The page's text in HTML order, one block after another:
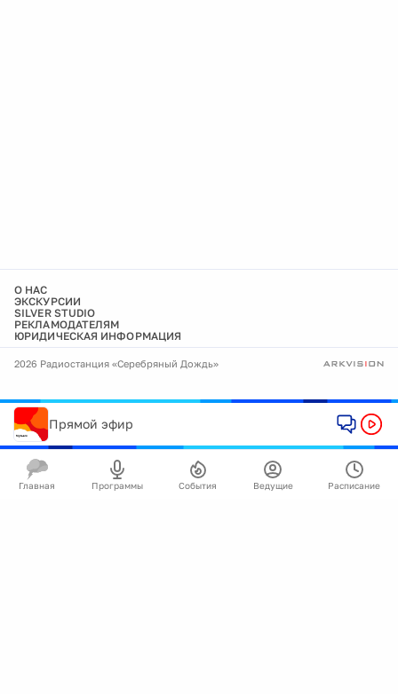
О НАС
ЭКСКУРСИИ
SILVER STUDIO
РЕКЛАМОДАТЕЛЯМ
ЮРИДИЧЕСКАЯ ИНФОРМАЦИЯ
2026 Радиостанция «Серебряный Дождь»
Прямой эфир
Главная Программы События Ведущие Расписание